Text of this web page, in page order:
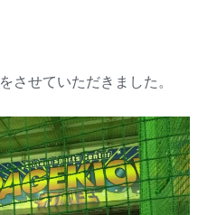
させていただきました。